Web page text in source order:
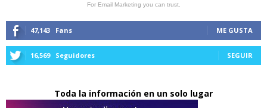
For Email Marketing you can trust.
47,143 Fans ME GUSTA
16,569 Seguidores SEGUIR
Toda la información en un solo lugar